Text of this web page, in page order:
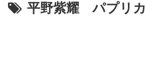
平野紫耀 パプリカ